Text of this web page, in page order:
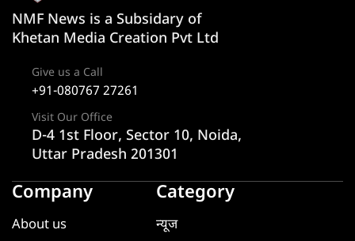
NMF News is a Subsidary of
Khetan Media Creation Pvt Ltd
Give us a Call
+91-080767 27261
Visit Our Office
D-4 1st Floor, Sector 10, Noida,
Uttar Pradesh 201301
Company
About us
Category
न्यूज